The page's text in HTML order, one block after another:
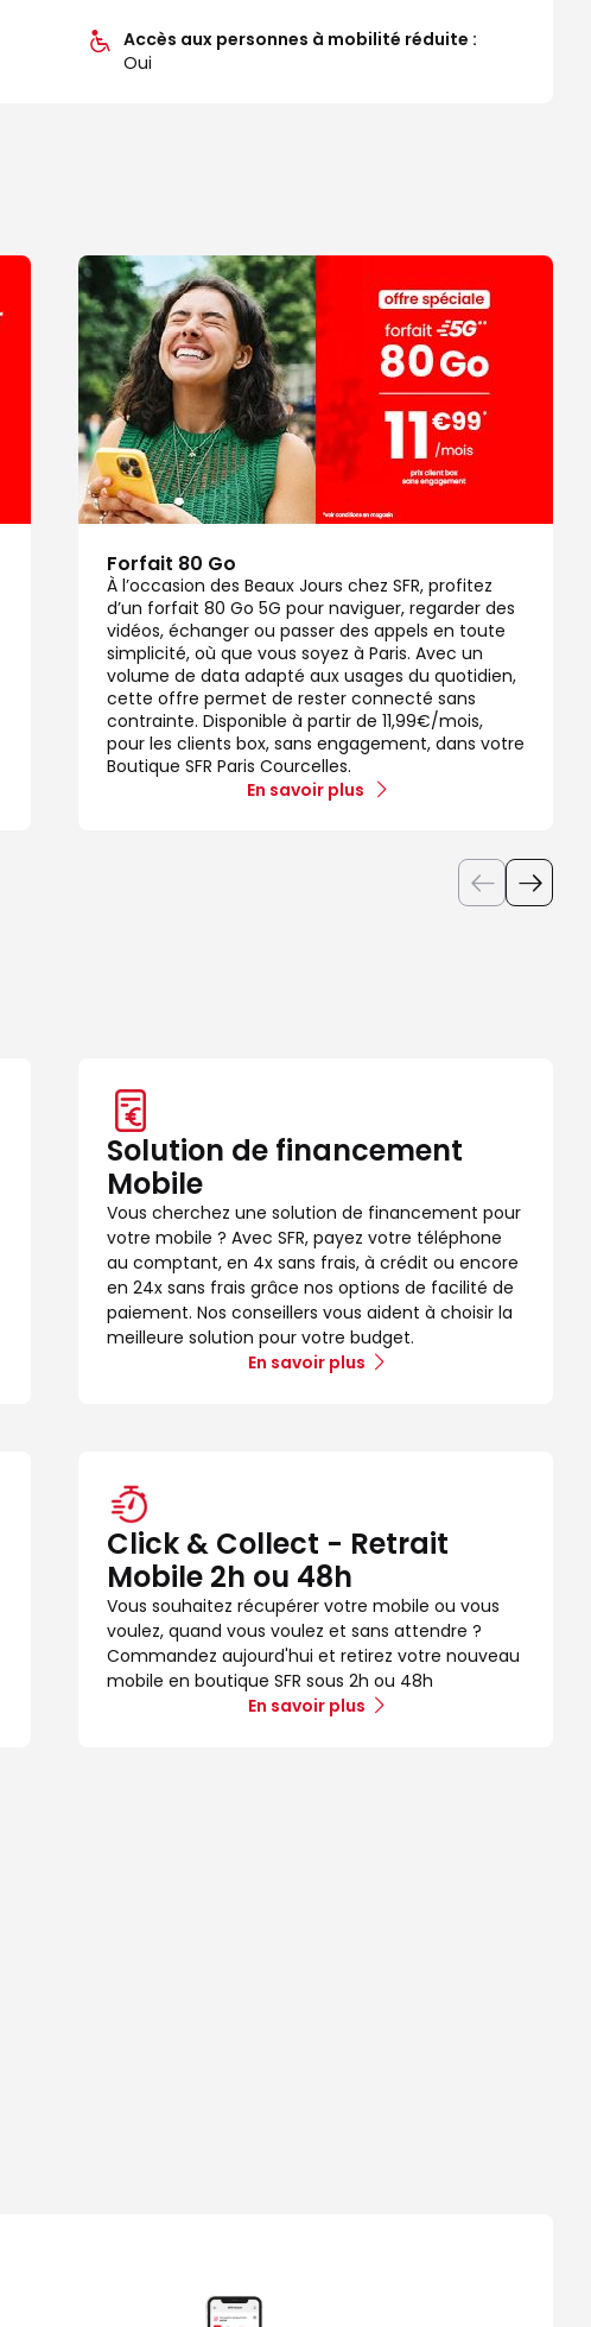
Accès aux personnes à mobilité réduite :
Oui
Forfait 80 Go
À l’occasion des Beaux Jours chez SFR, profitez
d’un forfait 80 Go 5G pour naviguer, regarder des
vidéos, échanger ou passer des appels en toute
simplicité, où que vous soyez à Paris. Avec un
volume de data adapté aux usages du quotidien,
cette offre permet de rester connecté sans
contrainte. Disponible à partir de 11,99€/mois,
pour les clients box, sans engagement, dans votre
Boutique SFR Paris Courcelles.
En savoir plus
Solution de financement
Mobile
Vous cherchez une solution de financement pour
votre mobile ? Avec SFR, payez votre téléphone
au comptant, en 4x sans frais, à crédit ou encore
en 24x sans frais grâce nos options de facilité de
paiement. Nos conseillers vous aident à choisir la
meilleure solution pour votre budget.
En savoir plus
Click & Collect - Retrait
Mobile 2h ou 48h
Vous souhaitez récupérer votre mobile ou vous
voulez, quand vous voulez et sans attendre ?
Commandez aujourd'hui et retirez votre nouveau
mobile en boutique SFR sous 2h ou 48h
En savoir plus